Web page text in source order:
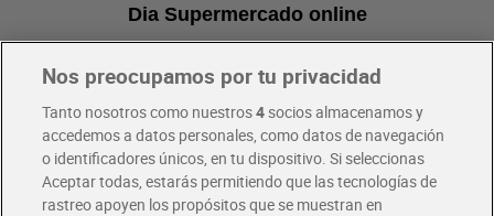
Dia Supermercado online
Pide hoy, recibe hoy
Envío gratis por compras superiores a 100€
Envío estandar por 4,99€
Nos preocupamos por tu privacidad
Tanto nosotros como nuestros4socios almacenamos y
accedemos a datos personales, como datos de navegación
o identificadores únicos, en tu dispositivo. Si seleccionas
Aceptar todas, estarás permitiendo que las tecnologías de
rastreo apoyen los propósitos que se muestran en